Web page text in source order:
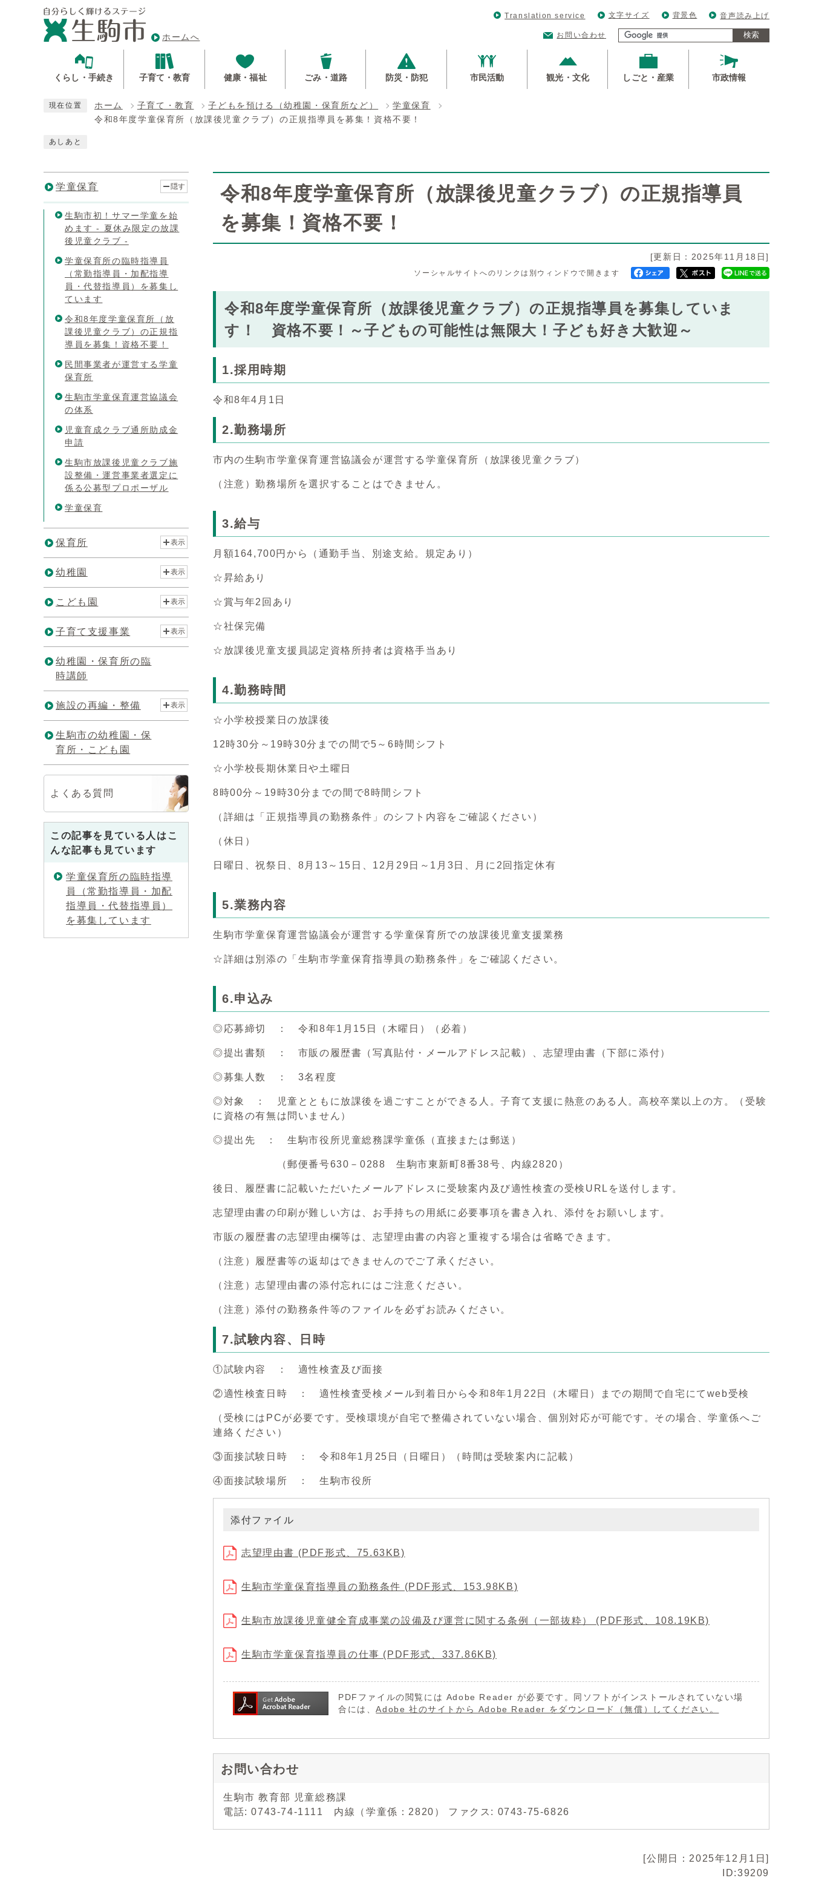
ホームへ
Translation service 文字サイズ 背景色 音声読み上げ
お問い合わせ 検索
くらし・手続き 子育て・教育 健康・福祉 ごみ・道路 防災・防犯 市民活動 観光・文化 しごと・産業 市政情報
現在位置 ホーム 子育て・教育 子どもを預ける（幼稚園・保育所など）
学童保育
令和8年度学童保育所（放課後児童クラブ）の正規指導員を募集！資格不要！
あしあと
令和8年度学童保育所（放課後児童クラブ）の正規指導員
を募集！資格不要！
[更新日：2025年11月18日]
ソーシャルサイトへのリンクは別ウィンドウで開きます
令和8年度学童保育所（放課後児童クラブ）の正規指導員を募集していま
す！ 資格不要！～子どもの可能性は無限大！子ども好き大歓迎～
1.採用時期
令和8年4月1日
2.勤務場所
市内の生駒市学童保育運営協議会が運営する学童保育所（放課後児童クラブ）
（注意）勤務場所を選択することはできません。
3.給与
月額164,700円から（通勤手当、別途支給。規定あり）
☆昇給あり
☆賞与年2回あり
☆社保完備
☆放課後児童支援員認定資格所持者は資格手当あり
4.勤務時間
☆小学校授業日の放課後
12時30分～19時30分までの間で5～6時間シフト
☆小学校長期休業日や土曜日
8時00分～19時30分までの間で8時間シフト
（詳細は「正規指導員の勤務条件」のシフト内容をご確認ください）
（休日）
日曜日、祝祭日、8月13～15日、12月29日～1月3日、月に2回指定休有
5.業務内容
生駒市学童保育運営協議会が運営する学童保育所での放課後児童支援業務
☆詳細は別添の「生駒市学童保育指導員の勤務条件」をご確認ください。
6.申込み
◎応募締切 ： 令和8年1月15日（木曜日）（必着）
◎提出書類 ： 市販の履歴書（写真貼付・メールアドレス記載）、志望理由書（下部に添付）
◎募集人数 ： 3名程度
◎対象 ： 児童とともに放課後を過ごすことができる人。子育て支援に熱意のある人。高校卒業以上の方。（受験
に資格の有無は問いません）
◎提出先 ： 生駒市役所児童総務課学童係（直接または郵送）
（郵便番号630－0288 生駒市東新町8番38号、内線2820）
後日、履歴書に記載いただいたメールアドレスに受験案内及び適性検査の受検URLを送付します。
志望理由書の印刷が難しい方は、お手持ちの用紙に必要事項を書き入れ、添付をお願いします。
市販の履歴書の志望理由欄等は、志望理由書の内容と重複する場合は省略できます。
（注意）履歴書等の返却はできませんのでご了承ください。
（注意）志望理由書の添付忘れにはご注意ください。
（注意）添付の勤務条件等のファイルを必ずお読みください。
7.試験内容、日時
①試験内容 ： 適性検査及び面接
②適性検査日時 ： 適性検査受検メール到着日から令和8年1月22日（木曜日）までの期間で自宅にてweb受検
（受検にはPCが必要です。受検環境が自宅で整備されていない場合、個別対応が可能です。その場合、学童係へご
連絡ください）
③面接試験日時 ： 令和8年1月25日（日曜日）（時間は受験案内に記載）
④面接試験場所 ： 生駒市役所
添付ファイル
志望理由書 (PDF形式、75.63KB)
生駒市学童保育指導員の勤務条件 (PDF形式、153.98KB)
生駒市放課後児童健全育成事業の設備及び運営に関する条例（一部抜粋） (PDF形式、108.19KB)
生駒市学童保育指導員の仕事 (PDF形式、337.86KB)
PDFファイルの閲覧には Adobe Reader が必要です。同ソフトがインストールされていない場
合には、Adobe 社のサイトから Adobe Reader をダウンロード（無償）してください。
お問い合わせ
生駒市 教育部 児童総務課
電話: 0743-74-1111 内線（学童係：2820） ファクス: 0743-75-6826
学童保育 隠す
生駒市初！サマー学童を始
めます - 夏休み限定の放課
後児童クラブ -
学童保育所の臨時指導員
（常勤指導員・加配指導
員・代替指導員）を募集し
ています
令和8年度学童保育所（放
課後児童クラブ）の正規指
導員を募集！資格不要！
民間事業者が運営する学童
保育所
生駒市学童保育運営協議会
の体系
児童育成クラブ通所助成金
申請
生駒市放課後児童クラブ施
設整備・運営事業者選定に
係る公募型プロポーザル
学童保育
保育所 表示
幼稚園 表示
こども園 表示
子育て支援事業 表示
幼稚園・保育所の臨
時講師
施設の再編・整備 表示
生駒市の幼稚園・保
育所・こども園
よくある質問
この記事を見ている人はこ
んな記事も見ています
学童保育所の臨時指導
員（常勤指導員・加配
指導員・代替指導員）
を募集しています
[公開日：2025年12月1日]
ID:39209